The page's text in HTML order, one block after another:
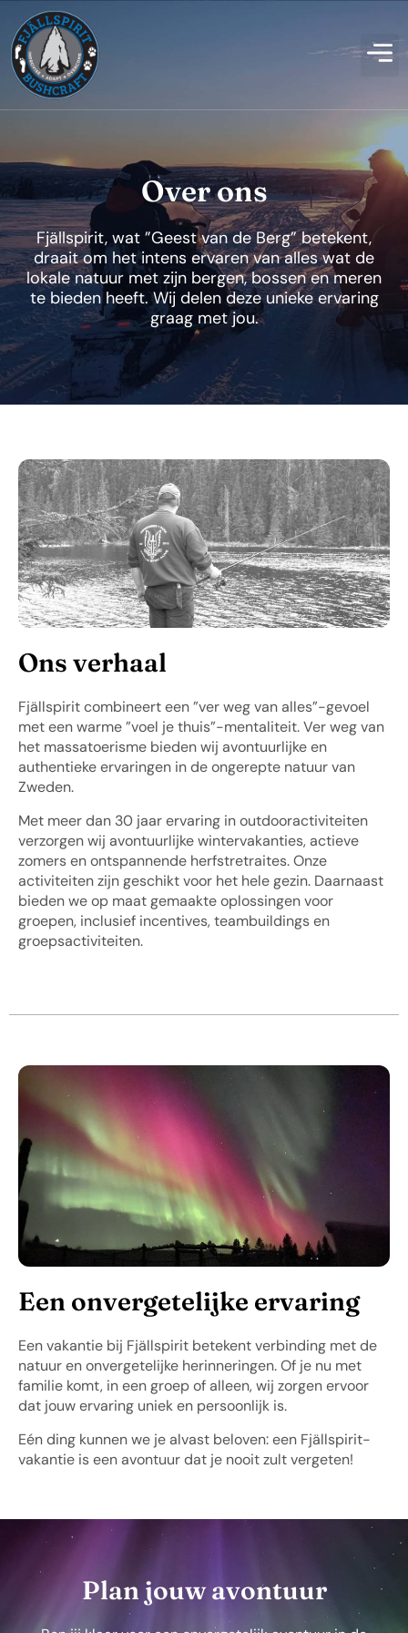
Over ons
Fjällspirit, wat ”Geest van de Berg” betekent,
draait om het intens ervaren van alles wat de
lokale natuur met zijn bergen, bossen en meren
te bieden heeft. Wij delen deze unieke ervaring
graag met jou.
Ons verhaal
Fjällspirit combineert een ”ver weg van alles”-gevoel
met een warme ”voel je thuis”-mentaliteit. Ver weg van
het massatoerisme bieden wij avontuurlijke en
authentieke ervaringen in de ongerepte natuur van
Zweden.
Met meer dan 30 jaar ervaring in outdooractiviteiten
verzorgen wij avontuurlijke wintervakanties, actieve
zomers en ontspannende herfstretraites. Onze
activiteiten zijn geschikt voor het hele gezin. Daarnaast
bieden we op maat gemaakte oplossingen voor
groepen, inclusief incentives, teambuildings en
groepsactiviteiten.
Een onvergetelijke ervaring
Een vakantie bij Fjällspirit betekent verbinding met de
natuur en onvergetelijke herinneringen. Of je nu met
familie komt, in een groep of alleen, wij zorgen ervoor
dat jouw ervaring uniek en persoonlijk is.
Eén ding kunnen we je alvast beloven: een Fjällspirit-
vakantie is een avontuur dat je nooit zult vergeten!
Plan jouw avontuur